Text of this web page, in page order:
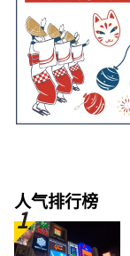
人气排行榜